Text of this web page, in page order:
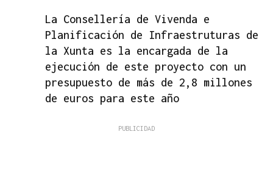
La Consellería de Vivenda e
Planificación de Infraestruturas de
la Xunta es la encargada de la
ejecución de este proyecto con un
presupuesto de más de 2,8 millones
de euros para este año